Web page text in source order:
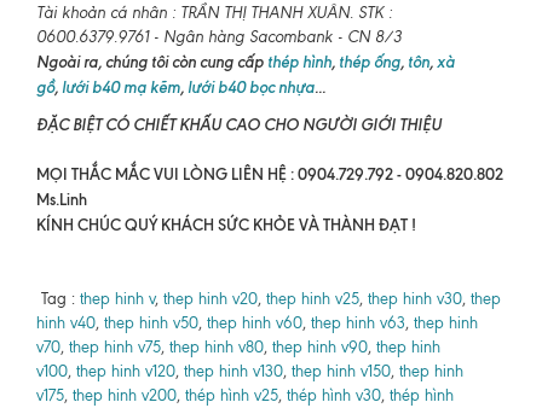
Tài khoản cá nhân : TRẦN THỊ THANH XUÂN. STK :
0600.6379.9761 - Ngân hàng Sacombank - CN 8/3
Ngoài ra, chúng tôi còn cung cấp thép hình, thép ống, tôn, xà
gồ, lưới b40 mạ kẽm, lưới b40 bọc nhựa...
ĐẶC BIỆT CÓ CHIẾT KHẤU CAO CHO NGƯỜI GIỚI THIỆU
MỌI THẮC MẮC VUI LÒNG LIÊN HỆ : 0904.729.792 - 0904.820.802
Ms.Linh
KÍNH CHÚC QUÝ KHÁCH SỨC KHỎE VÀ THÀNH ĐẠT !
Tag : thep hinh v, thep hinh v20, thep hinh v25, thep hinh v30, thep
hinh v40, thep hinh v50, thep hinh v60, thep hinh v63, thep hinh
v70, thep hinh v75, thep hinh v80, thep hinh v90, thep hinh
v100, thep hinh v120, thep hinh v130, thep hinh v150, thep hinh
v175, thep hinh v200, thép hình v25, thép hình v30, thép hình